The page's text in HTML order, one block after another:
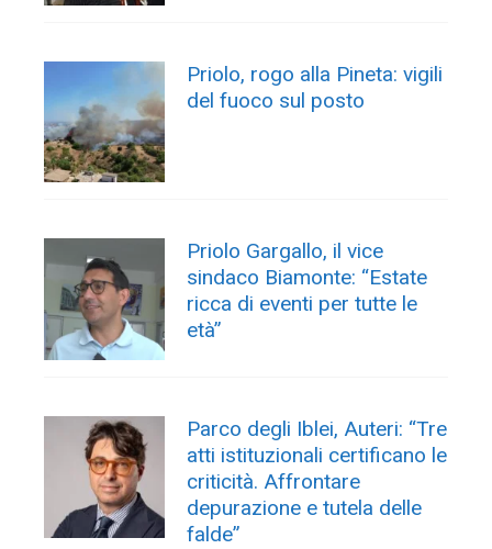
Priolo, rogo alla Pineta: vigili
del fuoco sul posto
Priolo Gargallo, il vice
sindaco Biamonte: “Estate
ricca di eventi per tutte le
età”
Parco degli Iblei, Auteri: “Tre
atti istituzionali certificano le
criticità. Affrontare
depurazione e tutela delle
falde”